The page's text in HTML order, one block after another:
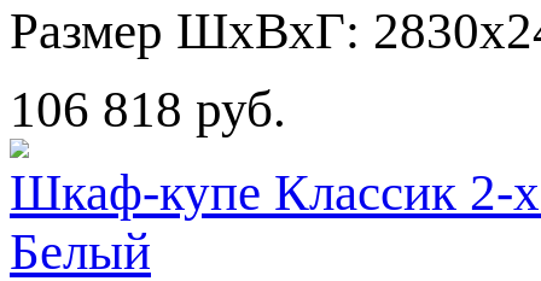
Размер ШхВхГ:
106 818 руб.
Шкаф-купе Классик 2-
Белый